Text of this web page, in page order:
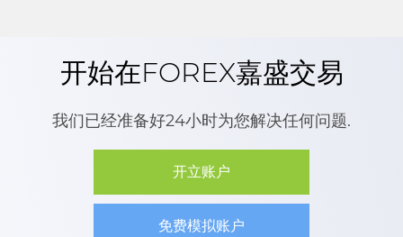
开始在FOREX嘉盛交易
我们已经准备好24小时为您解决任何问题.
开立账户
免费模拟账户